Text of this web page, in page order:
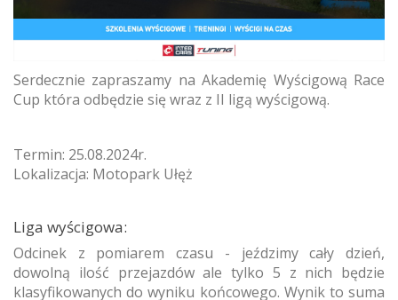
Serdecznie zapraszamy na Akademię Wyścigową Race
Cup która odbędzie się wraz z II ligą wyścigową.
Termin: 25.08.2024r.
Lokalizacja: Motopark Ułęż
Liga wyścigowa:
Odcinek z pomiarem czasu - jeździmy cały dzień,
dowolną ilość przejazdów ale tylko 5 z nich będzie
klasyfikowanych do wyniku końcowego. Wynik to suma